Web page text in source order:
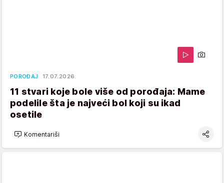
POROĐAJ 17.07.2026.
11 stvari koje bole više od porođaja: Mame
podelile šta je najveći bol koji su ikad
osetile
Komentariši